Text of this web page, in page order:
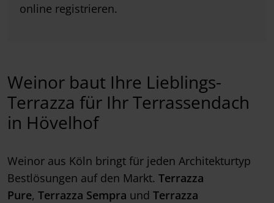
online registrieren.
Weinor baut Ihre Lieblings-
Terrazza für Ihr Terrassendach
in Hövelhof
Weinor aus Köln bringt für jeden Architekturtyp
Bestlösungen auf den Markt. Terrazza
Pure, Terrazza Sempra und Terrazza